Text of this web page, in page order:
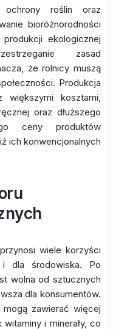
roślin oraz
bioróżnorodności
ekologicznej
zasad
że rolnicy muszą
Produkcja
kosztami,
oraz dłuższego
ceny produktów
ich konwencjonalnych
wiele korzyści
dla środowiska. Po
wolna od sztucznych
dla konsumentów.
zawierać więcej
i minerały, co